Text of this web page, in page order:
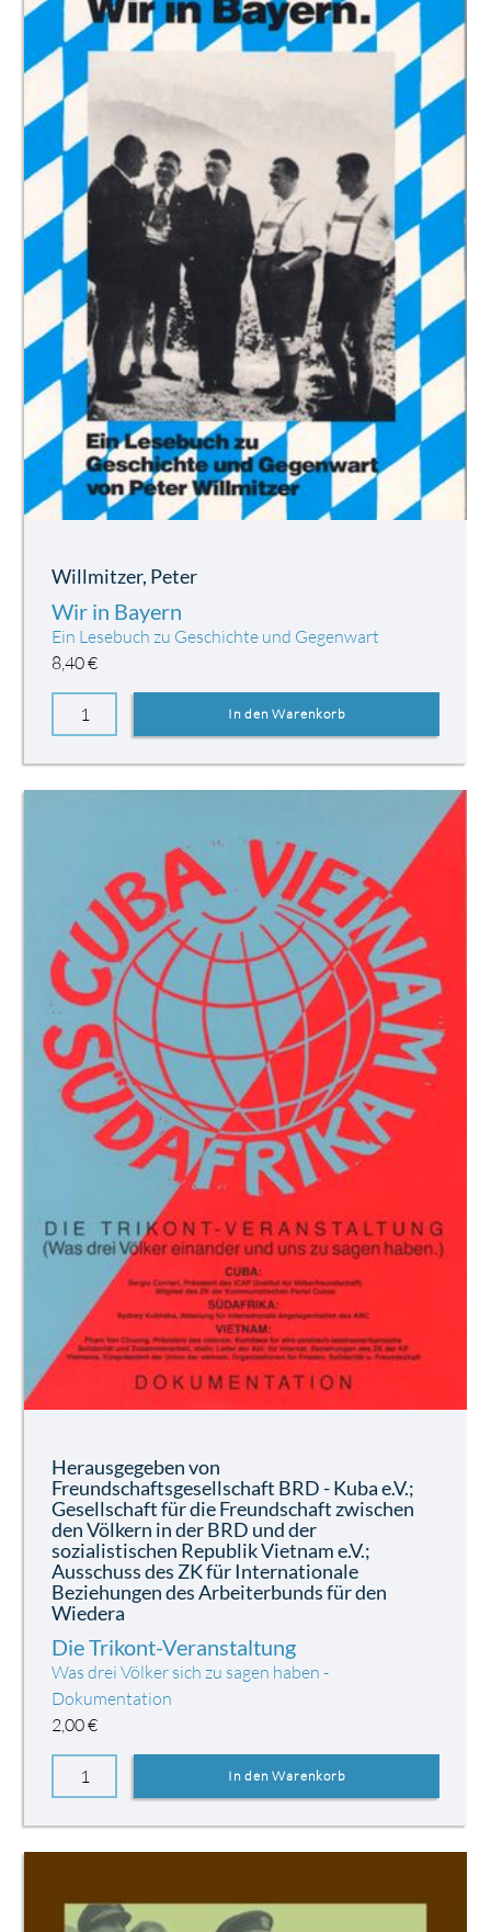
Willmitzer, Peter
Wir in Bayern
Ein Lesebuch zu Geschichte und Gegenwart
8,40€
Herausgegeben von
Freundschaftsgesellschaft BRD - Kuba e.V.;
Gesellschaft für die Freundschaft zwischen
den Völkern in der BRD und der
sozialistischen Republik Vietnam e.V.;
Ausschuss des ZK für Internationale
Beziehungen des Arbeiterbunds für den
Wiedera
Die Trikont-Veranstaltung
Was drei Völker sich zu sagen haben -
Dokumentation
2,00€